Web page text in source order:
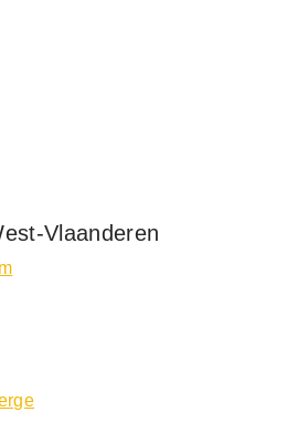
Vlaanderen